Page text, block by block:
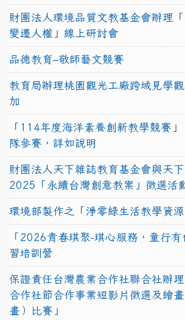
財團法人環境品質文教基金會辦理
變遷人權」線上研討會
品德教育–敬師藝文競賽
教育局辦理桃園觀光工廠跨域見學
加
「114年度海洋素養創新教學競賽
隊參賽，詳如說明
財團法人天下雜誌教育基金會與天
2025「永續台灣創意教案」徵選活
環境部製作之「淨零綠生活教學資源
「2026青春琪聚-琪心服務，童行
習培訓營
保證責任台灣農業合作社聯合社辦
合作社節合作事業短影片徵選及繪
畫）比賽」